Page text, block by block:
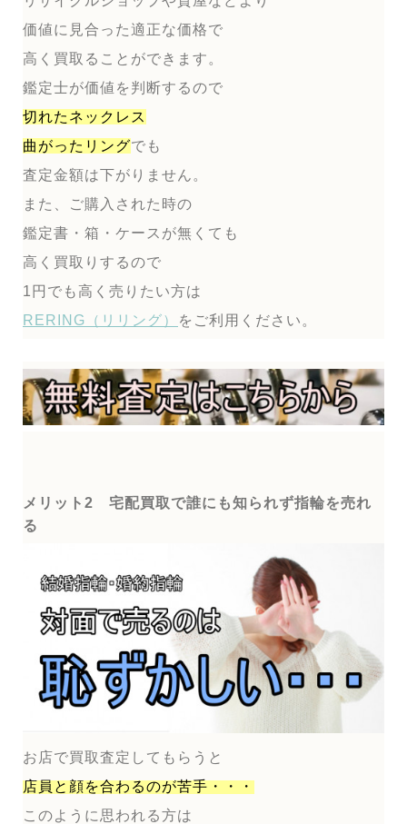
価値に見合った適正な価格で
高く買取ることができます。
鑑定士が価値を判断するので
切れたネックレス
曲がったリングでも
査定金額は下がりません。
また、ご購入された時の
鑑定書・箱・ケースが無くても
高く買取りするので
1円でも高く売りたい方は
RERING（リリング）
をご利用ください。
メリット2 宅配買取で誰にも知られず指輪を売れ
る
お店で買取査定してもらうと
店員と顔を合わるのが苦手・・・
このように思われる方は